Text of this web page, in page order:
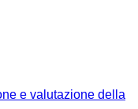
e valutazione della